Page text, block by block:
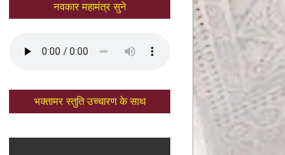
नवकार महामंत्र सुने
भक्तामर स्तुति उच्चारण के साथ